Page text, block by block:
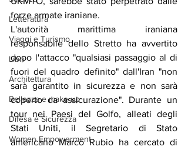
Letteratura
Viaggi e Turismo
Libri
Architettura
Bellezza e make up
Difesa e Sicurezza
Women Empowerment
forze armate iraniane.
L'autorità marittima iraniana
responsabile dello Stretto ha avvertito
dopo l'attacco "qualsiasi passaggio al di
fuori del quadro definito" dall'Iran "non
sarà garantito in sicurezza e non sarà
coperto da assicurazione". Durante un
tour nei Paesi del Golfo, alleati degli
Stati Uniti, il Segretario di Stato
americano Marco Rubio ha cercato di